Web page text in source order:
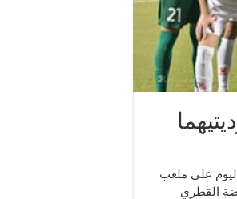
اقيمت بينهما اليوم على ملعب
القطري